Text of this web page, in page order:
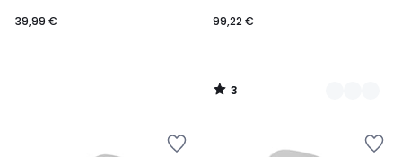
39,99 €
99,22 €
3
/